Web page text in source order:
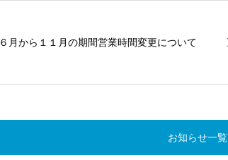
６月から１１月の期間営業時間変更について
お知らせ一覧